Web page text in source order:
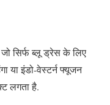
सिर्फ ब्लू ड्रेस के लिए
या इंडो-वेस्टर्न फ्यूजन
लगता है.